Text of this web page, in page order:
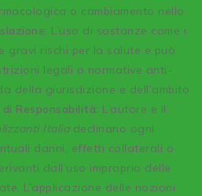
o cambiamento nello
L’uso di sostanze come i
gravi rischi per la salute e può
legali o normative anti-
della giurisdizione e dell’ambito
Responsabilità: L’autore e il
Italiadeclinano ogni
danni, effetti collaterali o
dall’uso improprio delle
L’applicazione delle nozioni